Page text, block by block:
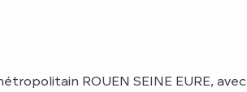
ROUEN SEINE EURE, avec